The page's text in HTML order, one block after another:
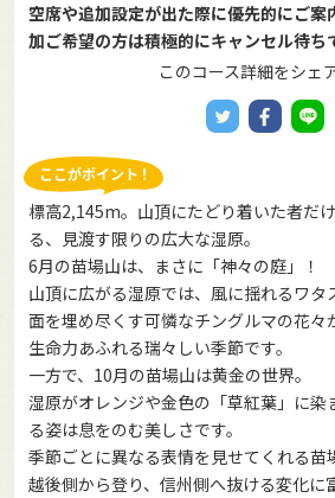
空席や追加設定が出た際に優先的にご案
加ご希望の方は積極的にキャンセル待ち
このコース詳細をシェ
標高2,145m。山頂にたどり着いた者だ
る、見渡す限りの広大な湿原。
6月の苗場山は、まさに「神々の庭」！
山頂に広がる湿原では、風に揺れるワタ
面を埋め尽くす可憐なチングルマの花々
生命力あふれる瑞々しい季節です。
一方で、10月の苗場山は黄金の世界。
湿原がオレンジや金色の「草紅葉」に染
る姿は息をのむ美しさです。
季節ごとに異なる表情を見せてくれる
越後側から登り、信州側へ抜ける変化に